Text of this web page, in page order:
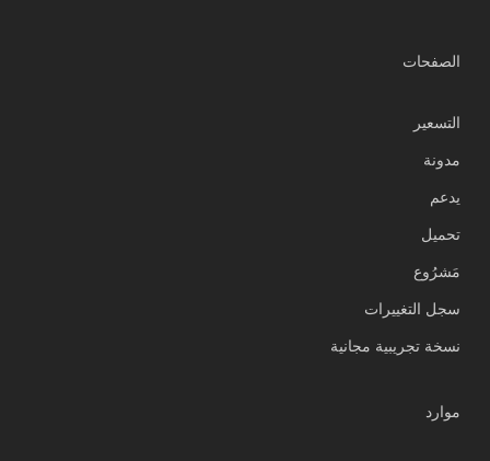
الصفحات
التسعير
مدونة
يدعم
تحميل
مَشرُوع
سجل التغييرات
نسخة تجريبية مجانية
موارد
Tiếng Việt
Türkçe